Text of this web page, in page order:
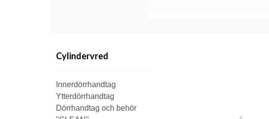
Cylindervred
Innerdörrhandtag
Ytterdörrhandtag
Dörrhandtag och behör